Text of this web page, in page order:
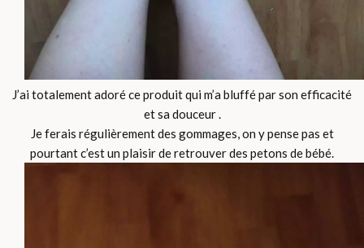
J’ai totalement adoré ce produit qui m’a bluffé par son efficacité
et sa douceur .
Je ferais régulièrement des gommages, on y pense pas et
pourtant c’est un plaisir de retrouver des petons de bébé.